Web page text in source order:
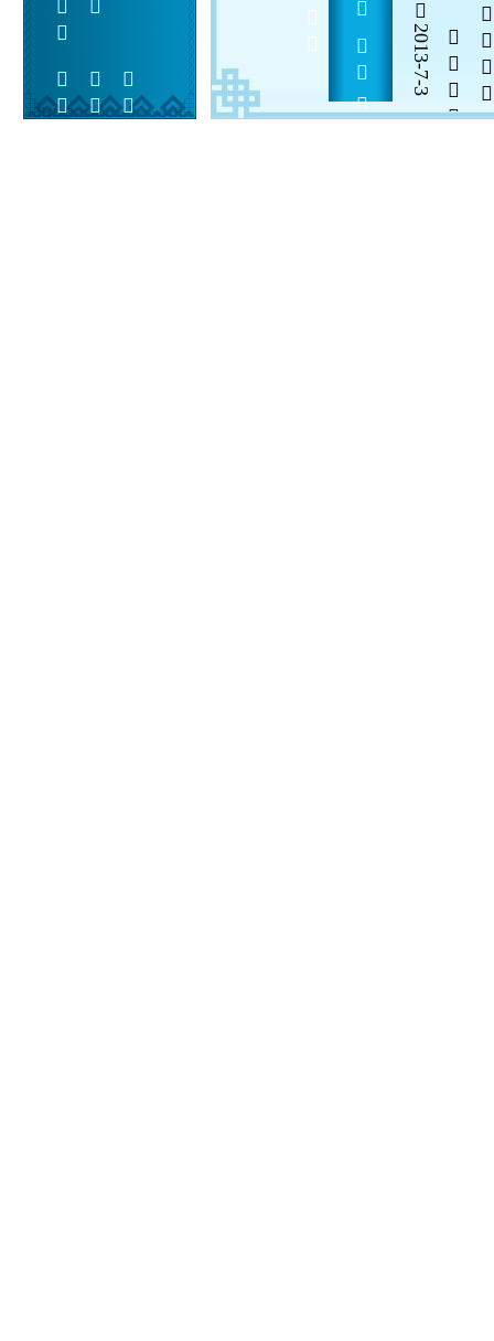
  
2013-7-3